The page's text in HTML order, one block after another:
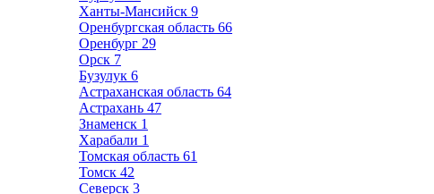
Ханты-Мансийск 9
Оренбургская область 66
Оренбург 29
Орск 7
Бузулук 6
Астраханская область 64
Астрахань 47
Знаменск 1
Харабали 1
Томская область 61
Томск 42
Северск 3